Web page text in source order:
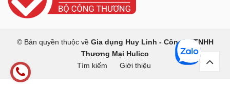
© Bản quyền thuộc về Gia dụng Huy Linh - Công ty TNHH
Thương Mại Hulico
Tìm kiếm
Giới thiệu